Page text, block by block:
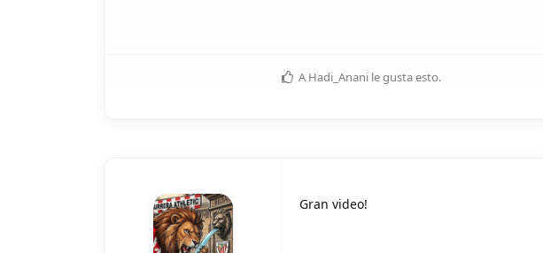
A Hadi_Anani le gusta esto.
Gran video!